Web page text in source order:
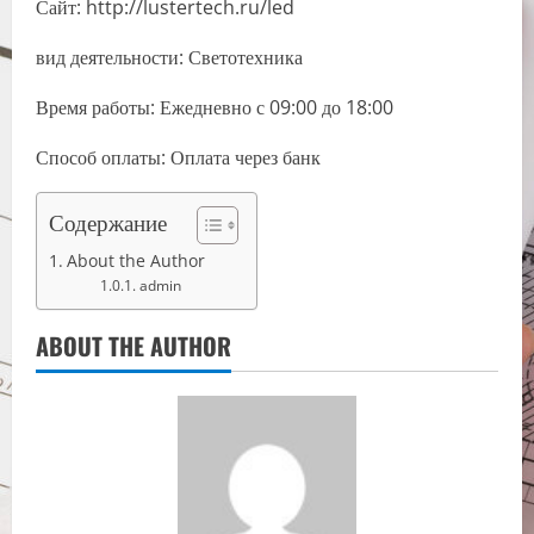
Сайт: http://lustertech.ru/led
вид деятельности: Светотехника
Время работы: Ежедневно с 09:00 до 18:00
Способ оплаты: Оплата через банк
Содержание
About the Author
admin
ABOUT THE AUTHOR